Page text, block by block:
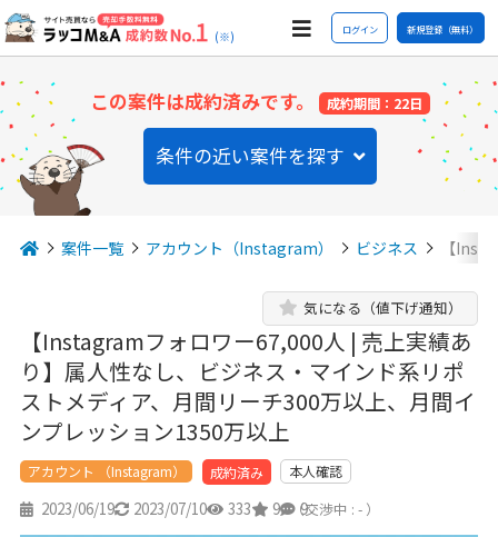
(※) ログイン 新規登録（無料）
この案件は成約済みです。 成約期間：22日
条件の近い案件を探す
案件一覧 アカウント（Instagram） ビジネス 【
【Instagramフォロワー67,000人 | 売上実績あ
り】属人性なし、ビジネス・マインド系リポ
ストメディア、月間リーチ300万以上、月間イ
ンプレッション1350万以上
気になる（値下げ通知）
アカウント （Instagram） 成約済み 本人確認
2023/06/19 2023/07/10 333 9 9
（交渉中 : - ）